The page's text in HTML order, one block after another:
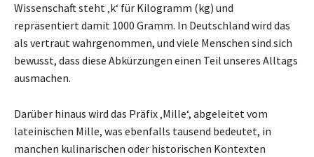
Wissenschaft steht ‚k‘ für Kilogramm (kg) und
repräsentiert damit 1000 Gramm. In Deutschland wird das
als vertraut wahrgenommen, und viele Menschen sind sich
bewusst, dass diese Abkürzungen einen Teil unseres Alltags
ausmachen.
Darüber hinaus wird das Präfix ‚Mille‘, abgeleitet vom
lateinischen Mille, was ebenfalls tausend bedeutet, in
manchen kulinarischen oder historischen Kontexten